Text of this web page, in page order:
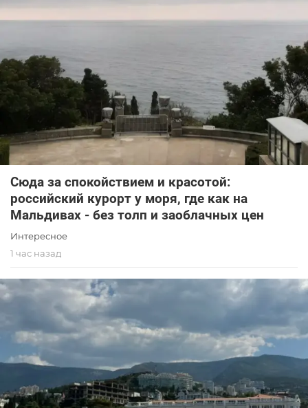
Сюда за спокойствием и красотой:
российский курорт у моря, где как на
Мальдивах - без толп и заоблачных цен
Интересное
1 час назад